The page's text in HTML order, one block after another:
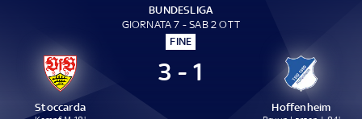
BUNDESLIGA
GIORNATA 7 - SAB 2 OTT
FINE
Stoccarda
3 - 1
Hoffenheim